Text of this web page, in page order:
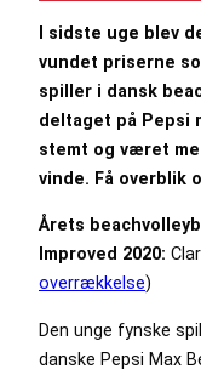
I sidste uge blev
vundet priserne
spiller i dansk
deltaget på Pepsi
stemt og været
vinde. Få overblik
Årets
Improved 2020:
overrækkelse)
Den unge fynske
danske Pepsi Max